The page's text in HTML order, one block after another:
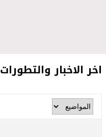
اخر الاخبار والتطورات